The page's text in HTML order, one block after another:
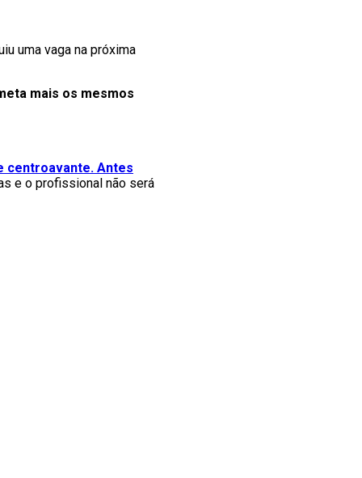
uma vaga na próxima
mais os mesmos
centroavante. Antes
e o profissional não será